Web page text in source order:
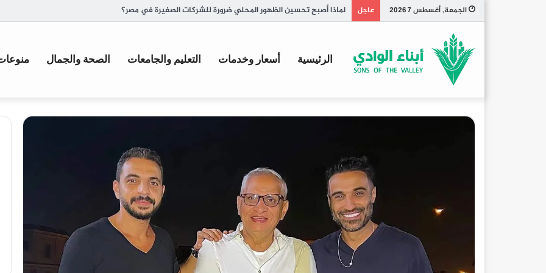
الجمعة, أغسطس 7 2026 عاجل تاريخ الكبسة السعودية وأصل تسميتها
الرئيسية أسعار وخدمات التعليم والجامعات الصحة والجمال